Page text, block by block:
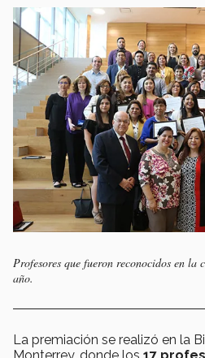
Profesores que fueron reconocidos en la
año.
La premiación se realizó en la